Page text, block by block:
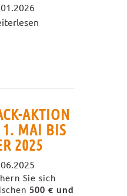
AKTION
MAI BIS
2025
Sie sich
500 € und